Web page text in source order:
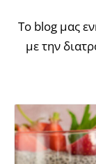
Το blog μας
με την